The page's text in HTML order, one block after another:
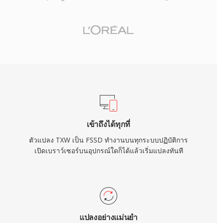
เข้าถึงได้ทุกที่
ตัวแปลง TXW เป็น FSSD ทำงานบนทุกระบบปฏิบัติการ
เปิดเบราว์เซอร์บนอุปกรณ์ใดก็ได้แล้วเริ่มแปลงทันที
แปลงอย่างแม่นยำ